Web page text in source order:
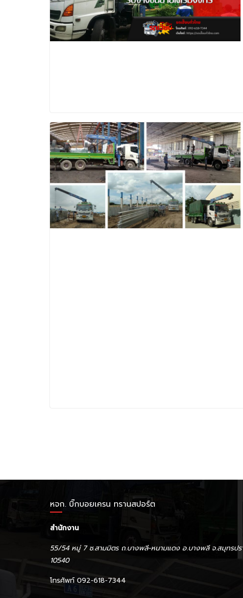
หจก. บิ๊กบอยเครน ทรานสปอร์ต
สำนักงาน
55/54 หมู่ 7 ซ.สามมิตร ถ.บางพลี-หนามแดง อ.บางพลี จ.สมุทรปร
10540
โทรศัพท์ 092-618-7344